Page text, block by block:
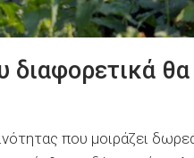
διαφορετικά θα
που μοιράζει